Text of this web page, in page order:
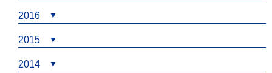
2016
2015
2014